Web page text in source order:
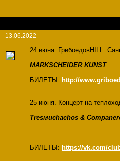
13.06.2022
24 июня. ГрибоедовHILL.
MARKSCHEIDER KUNST
БИЛЕТЫ: http://
25 июня. Концерт на
Tresмuchachos &
БИЛЕТЫ: https://vk.com/